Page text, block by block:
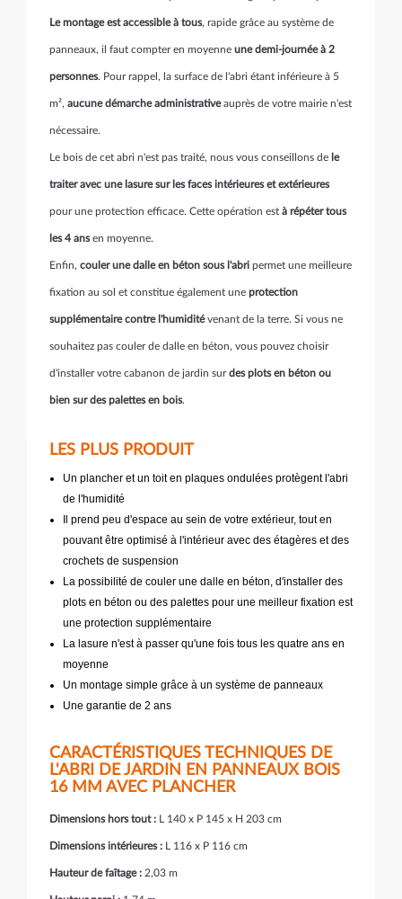
Le montage est accessible à tous, rapide grâce au système de
panneaux, il faut compter en moyenne une demi-journée à 2
personnes. Pour rappel, la surface de l'abri étant inférieure à 5
m², aucune démarche administrativeauprès de votre mairie n'est
nécessaire.
Le bois de cet abri n'est pas traité, nous vous conseillons de le
traiter avec une lasure sur les faces intérieures et extérieures
pour une protection efficace. Cette opération est à répéter tous
les 4 ansen moyenne.
Enfin, couler une dalle en béton sous l'abri permet une meilleure
fixation au sol et constitue également une protection
supplémentaire contre l'humiditévenant de la terre. Si vous ne
souhaitez pas couler de dalle en béton, vous pouvez choisir
d'installer votre cabanon de jardin surdes plots en béton ou
bien sur des palettes en bois.
LES PLUS PRODUIT
Un plancher et un toit en plaques ondulées protègent l'abri
de l'humidité
Il prend peu d'espace au sein de votre extérieur, tout en
pouvant être optimisé à l'intérieur avec des étagères et des
crochets de suspension
La possibilité de couler une dalle en béton, d'installer des
plots en béton ou des palettes pour une meilleur fixation est
une protection supplémentaire
La lasure n'est à passer qu'une fois tous les quatre ans en
moyenne
Un montage simple grâce à un système de panneaux
Une garantie de 2 ans
CARACTÉRISTIQUES TECHNIQUES DE
L'ABRI DE JARDIN EN PANNEAUX BOIS
16 MM AVEC PLANCHER
Dimensions hors tout : L 140 x P 145 x H 203 cm
Dimensions intérieures : L 116 x P 116 cm
Hauteur de faîtage : 2,03 m